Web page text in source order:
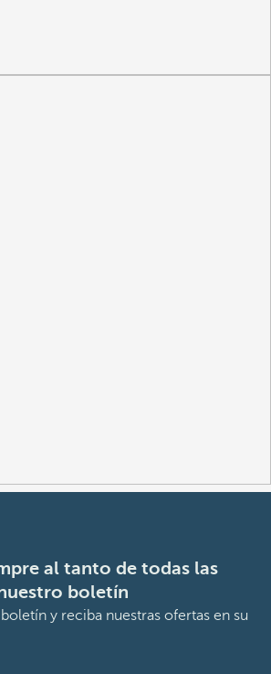
al tanto de todas las
boletín
y reciba nuestras ofertas en su